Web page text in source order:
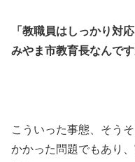
「教職員はしっかり対
みやま市教育長なんです
こういった事態、そう
かかった問題でもあり